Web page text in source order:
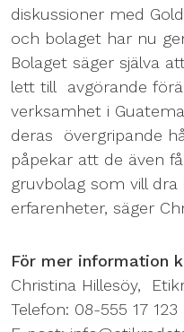
diskussioner med
och bolaget har nu
Bolaget säger själva
lett till avgörande
verksamhet i
deras övergripande
påpekar att de även
gruvbolag som vill
erfarenheter, säger
För mer information
Christina Hillesöy,
Telefon: 08-555 17 123